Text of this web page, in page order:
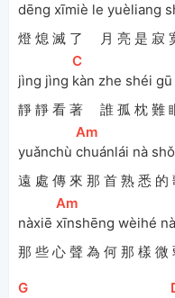
dēng xīmiè le yuèliang
燈 熄 滅 了 月 亮 是 寂
jìng jìng
[
C
kàn zhe shéi
靜 靜 看 著 誰 孤 枕 難
yuǎnchù
[
Am
chuánlái nà
遠 處 傳 來 那 首 熟 悉 的
nàxiē
[
Am
xīnshēng wèihé
那 些 心 聲 為 何 那 樣 微
[
G [